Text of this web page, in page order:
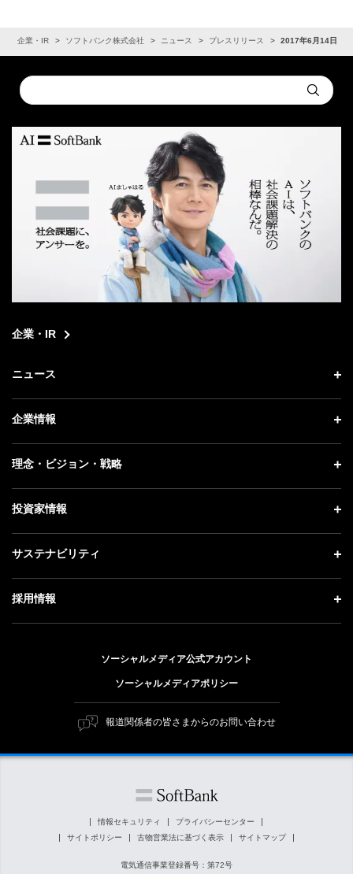
企業・IR ソフトバンク株式会社 ニュース プレスリリース 2017年6月14日
Conduct
a
Submit
企業・IR
ニュース
ニュース トップ
プレスリリース
更新情報
企業情報
企業情報 トップ
社長メッセージ
事業紹介
理念・ビジョン・戦略
理念・ビジョン・戦略 トップ
成長戦略「Activate AI for Society」
人材戦略
投資家情報
投資家情報 トップ
経営方針
サステナビリティ
サステナビリティ トップ
トップメッセージ
ESG方針・体制
マテリアリティ（重要課題）
ESGの主な取り組み
外部評価・イニシアチブ
採用情報
キャリア採用
障がい者採用
ソーシャルメディア公式アカウント
ソーシャルメディアポリシー
報道関係者の皆さまからのお問い合わせ
情報セキュリティ
プライバシーセンター
サイトポリシー
古物営業法に基づく表示 サイトマップ
電気通信事業登録番号：第72号